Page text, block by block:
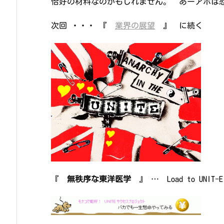
次回 ・・・ 『 業界の展望 』 に続く
『 無秩序な東洋医学 』 … Load to UNIT-E